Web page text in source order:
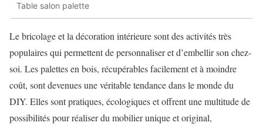
Table salon palette
Le bricolage et la décoration intérieure sont des activités très
populaires qui permettent de personnaliser et d’embellir son chez-
soi. Les palettes en bois, récupérables facilement et à moindre
coût, sont devenues une véritable tendance dans le monde du
DIY. Elles sont pratiques, écologiques et offrent une multitude de
possibilités pour réaliser du mobilier unique et original,